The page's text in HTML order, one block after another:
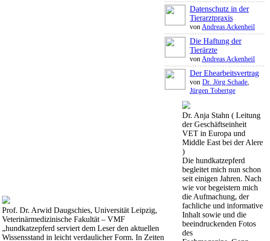
Datenschutz in der
Tierarztpraxis
vonAndreas Ackenheil
Die Haftung der
Tierärzte
vonAndreas Ackenheil
Der Ehearbeitsvertrag
von Dr. Jörg Schade,
Jürgen Tobertge
Prof. Dr. Arwid Daugschies, Universität Leipzig,
Veterinärmedizinische Fakultät – VMF
„hundkatzepferd serviert dem Leser den aktuellen
Wissensstand in leicht verdaulicher Form. In Zeiten
Dr. Anja Stahn ( Leitung
der Geschäftseinheit
VET in Europa und
Middle East bei der Alere
)
Die hundkatzepferd
begleitet mich nun schon
seit einigen Jahren. Nach
wie vor begeistern mich
die Aufmachung, der
fachliche und informative
Inhalt sowie und die
beeindruckenden Fotos
des